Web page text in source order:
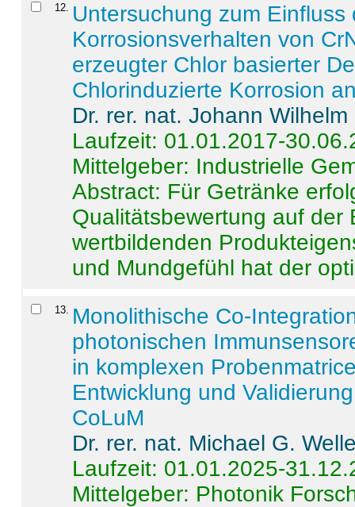
12
Untersuchung zum
Korrosionsverhalten von
erzeugter Chlor basierter
Chlorinduzierte Korrosion
Dr. rer. nat. Johann
Laufzeit: 01.01.2017-
Mittelgeber: Industrielle
Abstract: Für Getränke
Qualitätsbewertung auf der
wertbildenden
und Mundgefühl hat der
13
Monolithische Co-
photonischen
in komplexen
Entwicklung und
CoLuM
Dr. rer. nat. Michael G.
Laufzeit: 01.01.2025-
Mittelgeber: Photonik